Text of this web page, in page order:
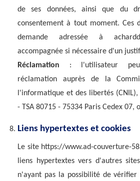
de ses données, ainsi que du
consentement à tout moment. Ces
demande adressée à
accompagnée si nécessaire d'un
Réclamation : l'utilisateur
réclamation auprès de la
l'informatique et des libertés
- TSA 80715 - 75334 Paris Cedex 07,
Liens hypertextes et cookies
Le site https://www.ad-couverture-
liens hypertextes vers d'autres
n'ayant pas la possibilité de vérifier